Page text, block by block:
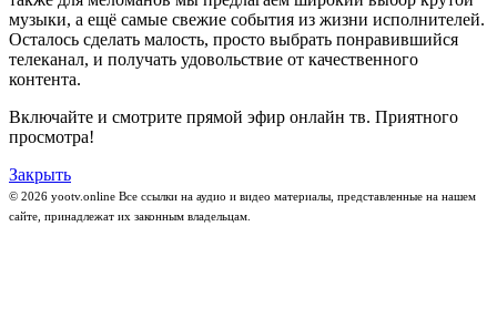
музыки, а ещё самые свежие события из жизни исполнителей.
Осталось сделать малость, просто выбрать понравившийся
телеканал, и получать удовольствие от качественного
контента.
Включайте и смотрите прямой эфир онлайн тв. Приятного
просмотра!
Закрыть
© 2026 yootv.online Все ссылки на аудио и видео материалы, представленные на нашем
сайте, принадлежат их законным владельцам.